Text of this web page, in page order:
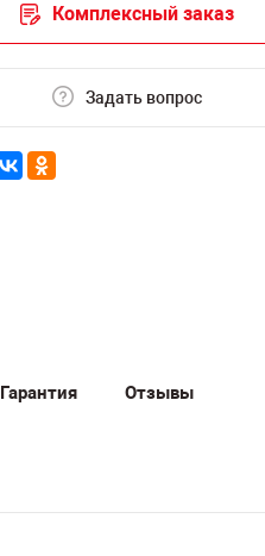
Комплексный заказ
Задать вопрос
Гарантия Отзывы